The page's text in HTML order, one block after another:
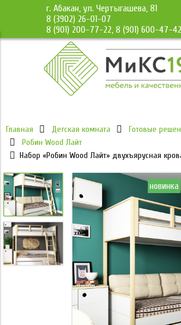
г. Абакан, ул. Чертыгашева, 81
8 (3902) 26-01-07
8 (901) 200-77-22, 8 (901) 600-47-42
Главная Детская комната
Готовые
Робин Wood Лайт
Набор «Робин Wood Лайт» двухъярусная
новинка